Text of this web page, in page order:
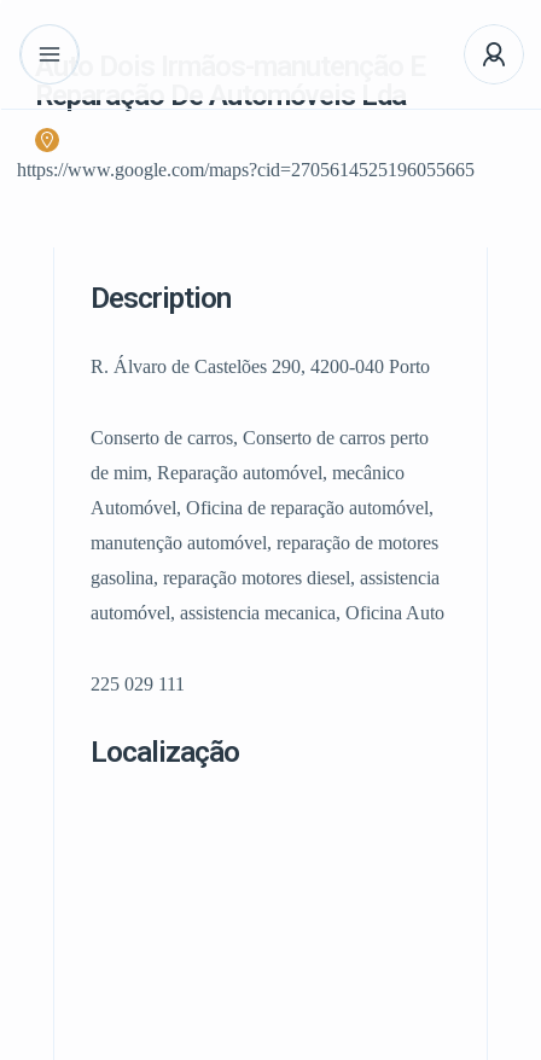
Auto Dois Irmãos-manutenção E
Reparação De Automóveis Lda
https://www.google.com/maps?cid=2705614525196055665
Description
R. Álvaro de Castelões 290, 4200-040 Porto
Conserto de carros, Conserto de carros perto
de mim, Reparação automóvel, mecânico
Automóvel, Oficina de reparação automóvel,
manutenção automóvel, reparação de motores
gasolina, reparação motores diesel, assistencia
automóvel, assistencia mecanica, Oficina Auto
225 029 111
Localização